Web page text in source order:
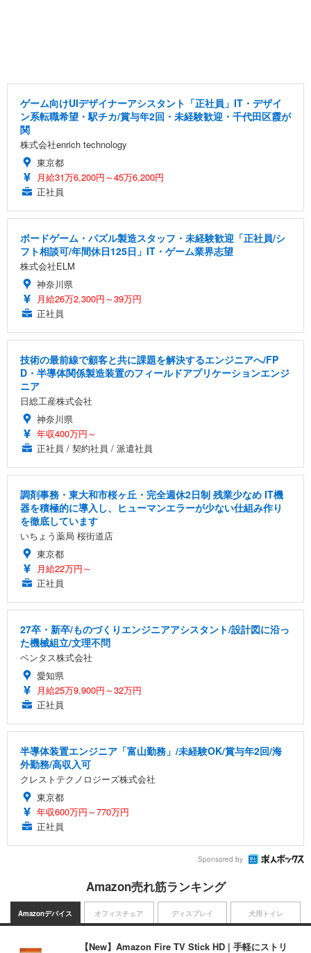
ゲーム向けUIデザイナーアシスタント「正社員」IT・デザイ
ン系転職希望・駅チカ/賞与年2回・未経験歓迎・千代田区霞が
関
株式会社enrich technology
東京都
月給31万6,200円～45万6,200円
正社員
ボードゲーム・パズル製造スタッフ・未経験歓迎「正社員/シ
フト相談可/年間休日125日」IT・ゲーム業界志望
株式会社ELM
神奈川県
月給26万2,300円～39万円
正社員
技術の最前線で顧客と共に課題を解決するエンジニアへ/FP
D・半導体関係製造装置のフィールドアプリケーションエンジ
ニア
日総工産株式会社
神奈川県
年収400万円～
正社員 / 契約社員 / 派遣社員
調剤事務・東大和市桜ヶ丘・完全週休2日制 残業少なめ IT機
器を積極的に導入し、ヒューマンエラーが少ない仕組み作り
を徹底しています
いちょう薬局 桜街道店
東京都
月給22万円～
正社員
27卒・新卒/ものづくりエンジニアアシスタント/設計図に沿っ
た機械組立/文理不問
ベンタス株式会社
愛知県
月給25万9,900円～32万円
正社員
半導体装置エンジニア「富山勤務」/未経験OK/賞与年2回/海
外勤務/高収入可
クレストテクノロジーズ株式会社
東京都
年収600万円～770万円
正社員
Sponsored by
Amazon売れ筋ランキング
Amazonデバイス
【New】Amazon Fire TV Stick HD | 手軽にストリ
オフィスチェア ディスプレイ 犬用トイレ